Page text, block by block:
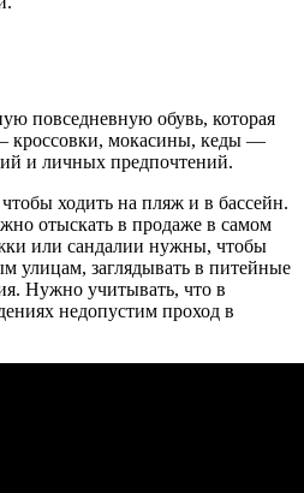
повседневную обувь, которая
кроссовки, мокасины, кеды —
и личных предпочтений.
ходить на пляж и в бассейн.
отыскать в продаже в самом
или сандалии нужны, чтобы
улицам, заглядывать в питейные
Нужно учитывать, что в
недопустим проход в